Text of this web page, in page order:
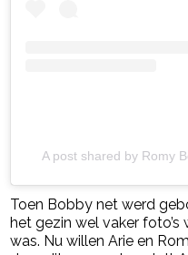
A post shared by Romy
Toen Bobby net werd
het gezin wel vaker foto’s
was. Nu willen Arie en